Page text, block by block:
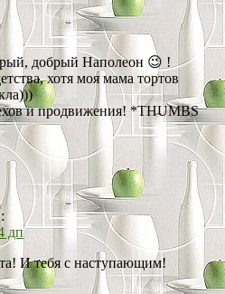
добрый Наполеон 😉 !
хотя моя мама тортов
и продвижения! *THUMBS
:
дп
И тебя с наступающим!